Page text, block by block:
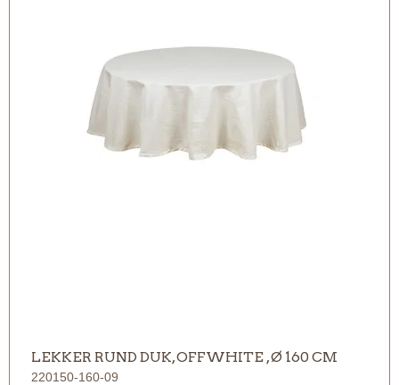
LEKKER RUND DUK, OFFWHITE , Ø 160 CM
220150-160-09